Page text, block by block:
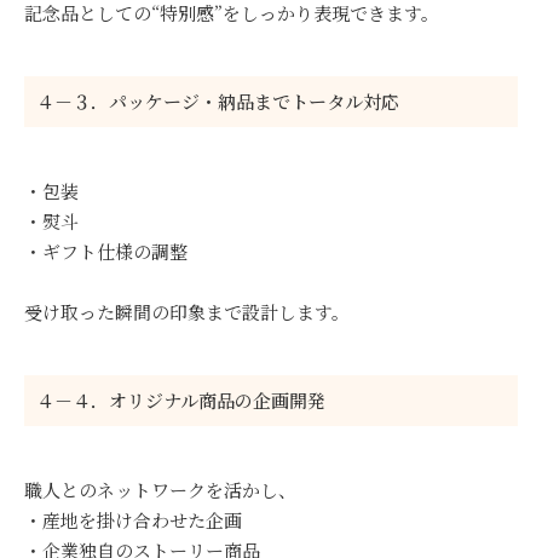
記念品としての“特別感”をしっかり表現できます。
４－３．パッケージ・納品までトータル対応
・包装
・熨斗
・ギフト仕様の調整
受け取った瞬間の印象まで設計します。
４－４．オリジナル商品の企画開発
職人とのネットワークを活かし、
・産地を掛け合わせた企画
・企業独自のストーリー商品